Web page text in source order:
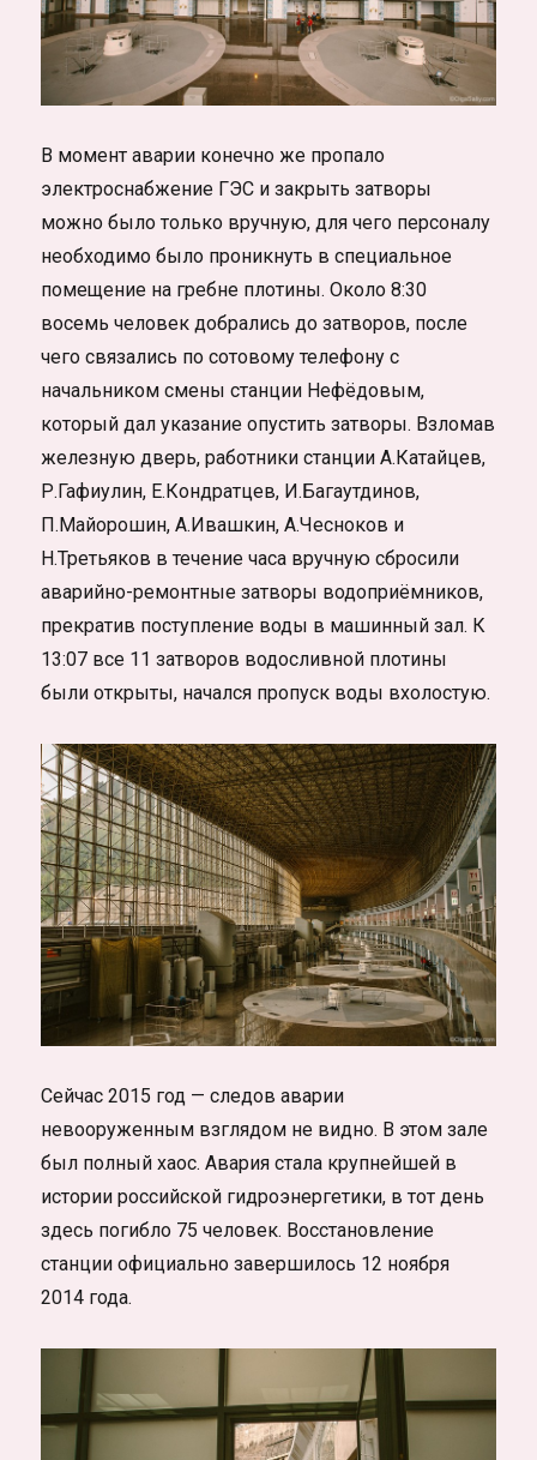
В момент аварии конечно же пропало
электроснабжение ГЭС и закрыть затворы
можно было только вручную, для чего персоналу
необходимо было проникнуть в специальное
помещение на гребне плотины. Около 8:30
восемь человек добрались до затворов, после
чего связались по сотовому телефону с
начальником смены станции Нефёдовым,
который дал указание опустить затворы. Взломав
железную дверь, работники станции А.Катайцев,
Р.Гафиулин, Е.Кондратцев, И.Багаутдинов,
П.Майорошин, А.Ивашкин, А.Чесноков и
Н.Третьяков в течение часа вручную сбросили
аварийно-ремонтные затворы водоприёмников,
прекратив поступление воды в машинный зал. К
13:07 все 11 затворов водосливной плотины
были открыты, начался пропуск воды вхолостую.
Сейчас 2015 год — следов аварии
невооруженным взглядом не видно. В этом зале
был полный хаос. Авария стала крупнейшей в
истории российской гидроэнергетики, в тот день
здесь погибло 75 человек. Восстановление
станции официально завершилось 12 ноября
2014 года.